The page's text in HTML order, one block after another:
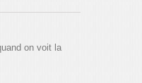
on voit la